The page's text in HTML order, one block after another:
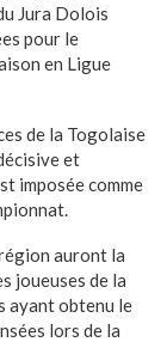
Jura Dolois
pour le
en Ligue
de la Togolaise
et
imposée comme
auront la
joueuses de la
ayant obtenu le
lors de la